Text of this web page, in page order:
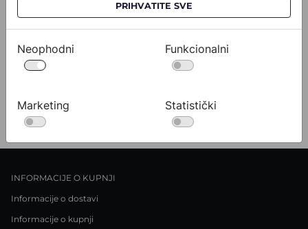
Rubac CROATA Brijuni
020302-000002
260,00 €
Rubac
020302-
INFORMACIJE O KUPNJI
Informacije o dostavi
Informacije o kupnji
PRIHVATITE SVE
Neophodni Funkcionalni
Marketing Statistički